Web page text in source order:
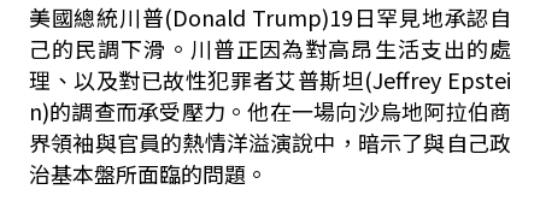
美國總統川普(Donald Trump)19日罕見地承認自
己的民調下滑。川普正因為對高昂生活支出的處
理、以及對已故性犯罪者艾普斯坦(Jeffrey Epstei
n)的調查而承受壓力。他在一場向沙烏地阿拉伯商
界領袖與官員的熱情洋溢演說中，暗示了與自己政
治基本盤所面臨的問題。